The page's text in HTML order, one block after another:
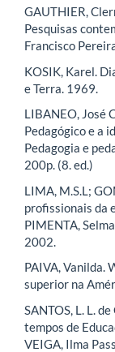
GAUTHIER,
Pesquisas
Francisco
KOSIK, Karel.
e Terra. 1969.
LIBANEO, José
Pedagógico e a
Pedagogia e
200p. (8. ed.)
LIMA, M.S.L;
profissionais da
PIMENTA,
2002.
PAIVA, Vanilda.
superior na
SANTOS, L. L.
tempos de
VEIGA, Ilma